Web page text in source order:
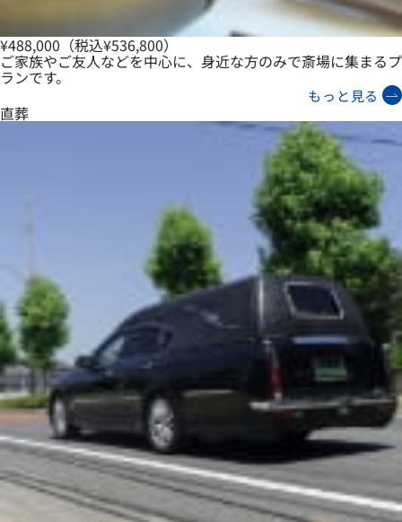
¥488,000 （税込¥536,800）
ご家族やご友人などを中心に、身近な方のみで斎場に集まるプ
ランです。
もっと見る
直葬